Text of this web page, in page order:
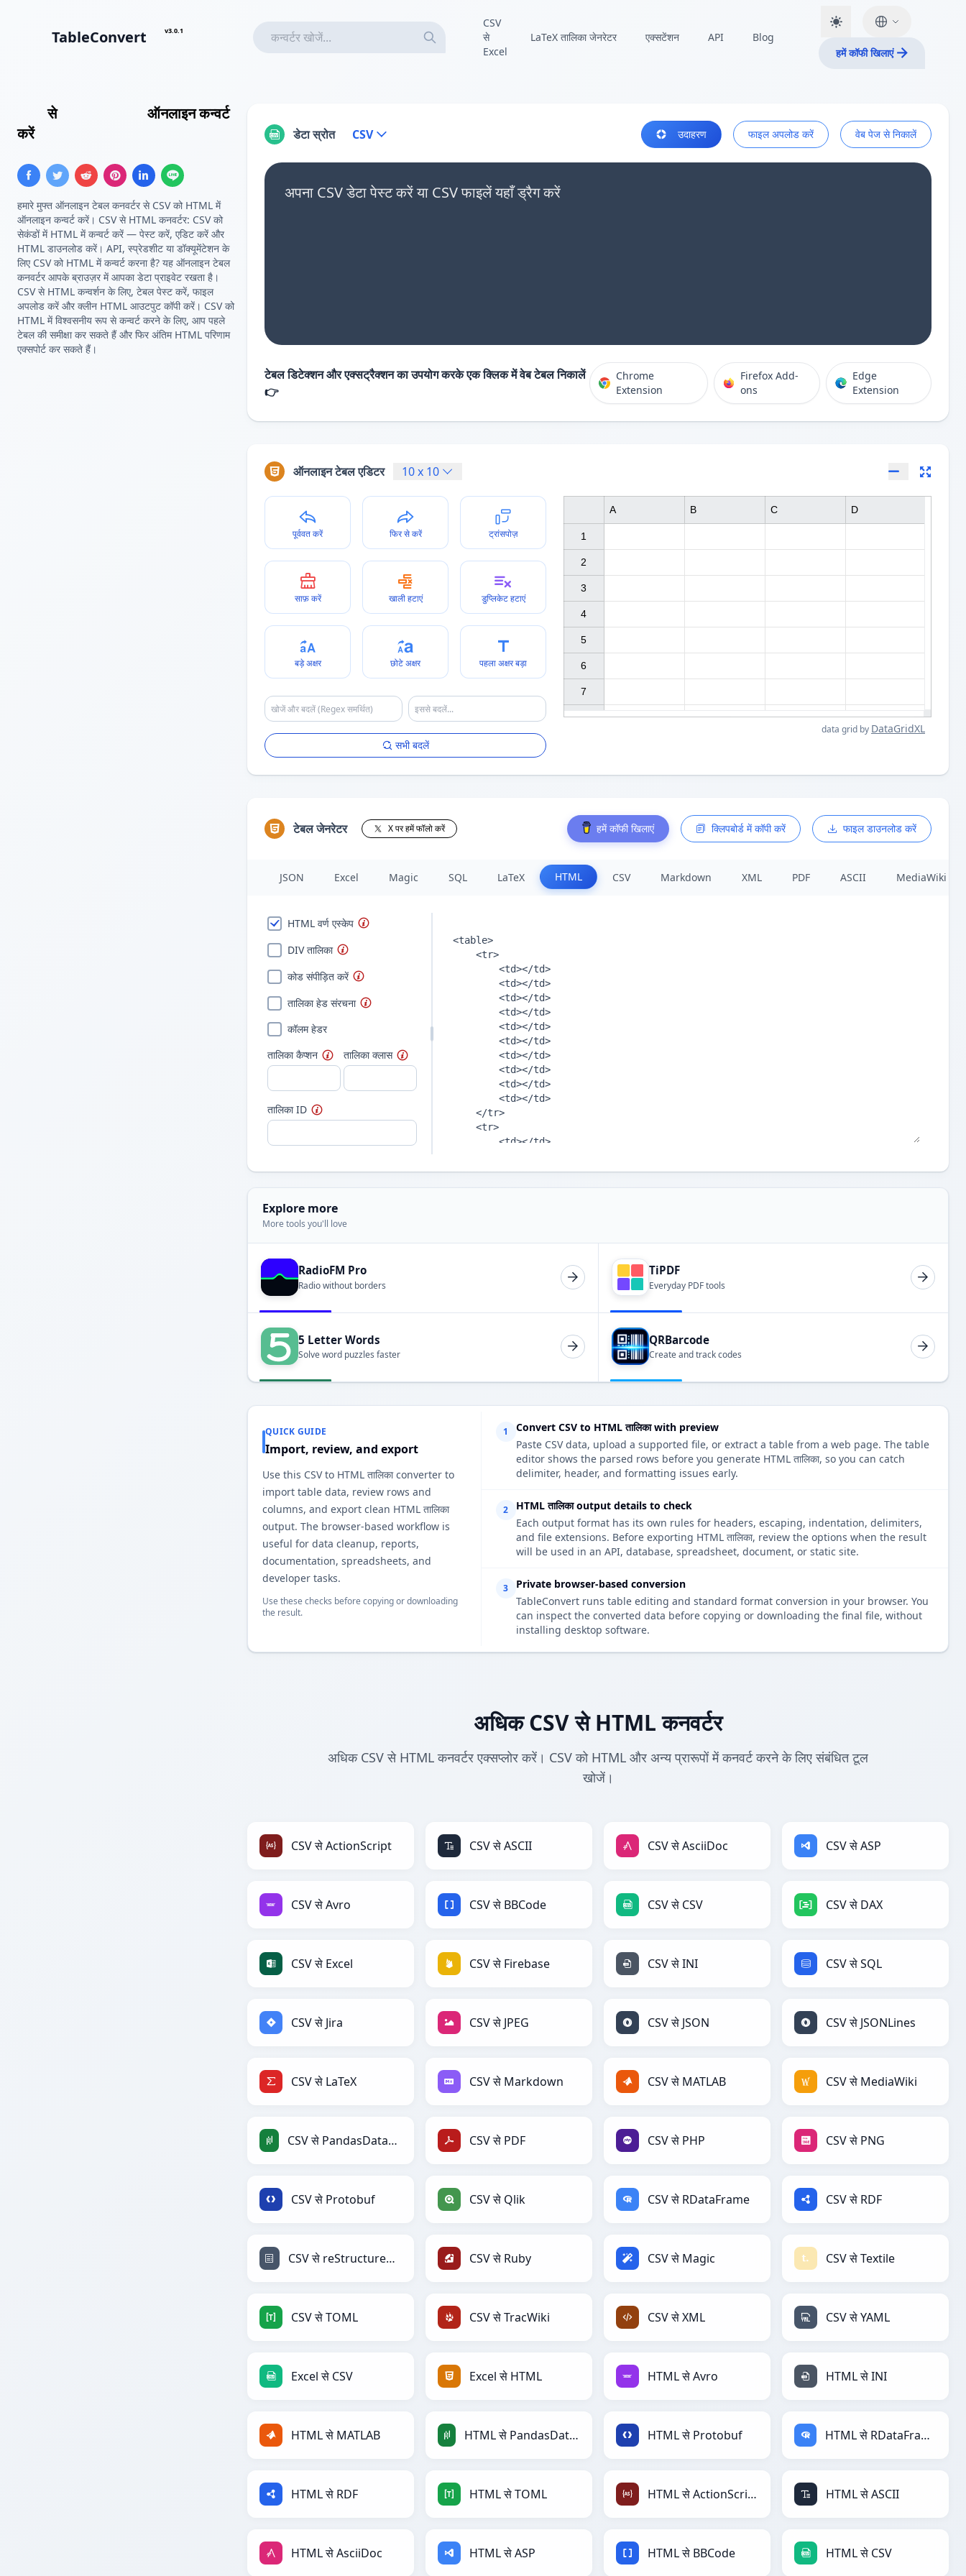
TableConvert v3.0.1
CSV
से
Excel
LaTeX तालिका जेनरेटर एक्सटेंशन API
Blog
हमें कॉफी खिलाएं
से
ऑनलाइन कन्वर्ट
करें
हमारे मुफ्त ऑनलाइन टेबल कनवर्टर से CSV को HTML में
ऑनलाइन कन्वर्ट करें। CSV से HTML कनवर्टर: CSV को
सेकंडों में HTML में कन्वर्ट करें — पेस्ट करें, एडिट करें और
HTML डाउनलोड करें। API, स्प्रेडशीट या डॉक्यूमेंटेशन के
लिए CSV को HTML में कन्वर्ट करना है? यह ऑनलाइन टेबल
कनवर्टर आपके ब्राउज़र में आपका डेटा प्राइवेट रखता है।
CSV से HTML कन्वर्शन के लिए, टेबल पेस्ट करें, फाइल
अपलोड करें और क्लीन HTML आउटपुट कॉपी करें। CSV को
HTML में विश्वसनीय रूप से कन्वर्ट करने के लिए, आप पहले
टेबल की समीक्षा कर सकते हैं और फिर अंतिम HTML परिणाम
एक्सपोर्ट कर सकते हैं।
डेटा स्रोत CSV उदाहरण फाइल अपलोड करें वेब पेज से निकालें
अपना CSV डेटा पेस्ट करें या CSV फाइलें यहाँ ड्रैग करें
टेबल डिटेक्शन और एक्सट्रैक्शन का उपयोग करके एक क्लिक में वेब टेबल निकालें
👉
Chrome
Extension
Firefox Add-
ons
Edge
Extension
ऑनलाइन टेबल एडिटर 10x 10
पूर्ववत करें फिर से करें ट्रांसपोज़
साफ़ करें खाली हटाएं डुप्लिकेट हटाएं
बड़े अक्षर छोटे अक्षर पहला अक्षर बड़ा
सभी बदलें
1
2
3
4
5
6
7
A B C D
data grid by DataGridXL
टेबल जेनरेटर X पर हमें फॉलो करें हमें कॉफी खिलाएं क्लिपबोर्ड में कॉपी करें फाइल डाउनलोड करें
JSON Excel Magic SQL LaTeX HTML CSV Markdown XML PDF ASCII MediaWiki
HTML वर्ण एस्केप
DIV तालिका
कोड संपीड़ित करें
तालिका हेड संरचना
कॉलम हेडर
तालिका कैप्शन
तालिका क्लास
तालिका ID
Explore more
More tools you'll love
RadioFM Pro
Radio without borders
TiPDF
Everyday PDF tools
5 Letter Words
Solve word puzzles faster
QRBarcode
Create and track codes
QUICK GUIDE
Import, review, and export
Use this CSV to HTML तालिका converter to
import table data, review rows and
columns, and export clean HTML तालिका
output. The browser-based workflow is
useful for data cleanup, reports,
documentation, spreadsheets, and
developer tasks.
Use these checks before copying or downloading
the result.
1
Convert CSV to HTML तालिका with preview
Paste CSV data, upload a supported file, or extract a table from a web page. The table
editor shows the parsed rows before you generate HTML तालिका, so you can catch
delimiter, header, and formatting issues early.
2
HTML तालिका output details to check
Each output format has its own rules for headers, escaping, indentation, delimiters,
and file extensions. Before exporting HTML तालिका, review the options when the result
will be used in an API, database, spreadsheet, document, or static site.
3
Private browser-based conversion
TableConvert runs table editing and standard format conversion in your browser. You
can inspect the converted data before copying or downloading the final file, without
installing desktop software.
अधिक CSV से HTML कनवर्टर
अधिक CSV से HTML कनवर्टर एक्सप्लोर करें। CSV को HTML और अन्य प्रारूपों में कनवर्ट करने के लिए संबंधित टूल
खोजें।
CSV से ActionScript CSV से ASCII CSV से AsciiDoc CSV से ASP
CSV से Avro CSV से BBCode CSV से CSV CSV से DAX
CSV से Excel CSV से Firebase CSV से INI CSV से SQL
CSV से Jira CSV से JPEG CSV से JSON CSV से JSONLines
CSV से LaTeX CSV से Markdown CSV से MATLAB CSV से MediaWiki
CSV से PandasDataFrame CSV से PDF CSV से PHP CSV से PNG
CSV से Protobuf CSV से Qlik CSV से RDataFrame CSV से RDF
CSV से reStructuredText CSV से Ruby CSV से Magic CSV से Textile
CSV से TOML CSV से TracWiki CSV से XML CSV से YAML
Excel से CSV Excel से HTML HTML से Avro HTML से INI
HTML से MATLAB HTML से PandasDataFrame HTML से Protobuf HTML से RDataFrame
HTML से RDF HTML से TOML HTML से ActionScript HTML से ASCII
HTML से AsciiDoc HTML से ASP HTML से BBCode HTML से CSV